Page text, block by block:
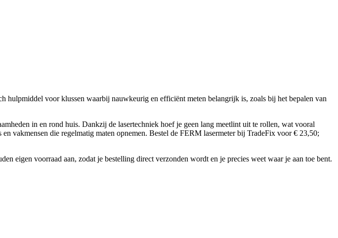
hulpmiddel voor klussen waarbij nauwkeurig en efficiënt meten belangrijk is, zoals bij het bepalen van
in en rond huis. Dankzij de lasertechniek hoef je geen lang meetlint uit te rollen, wat vooral
vakmensen die regelmatig maten opnemen. Bestel de FERM lasermeter bij TradeFix voor € 23,50;
eigen voorraad aan, zodat je bestelling direct verzonden wordt en je precies weet waar je aan toe bent.